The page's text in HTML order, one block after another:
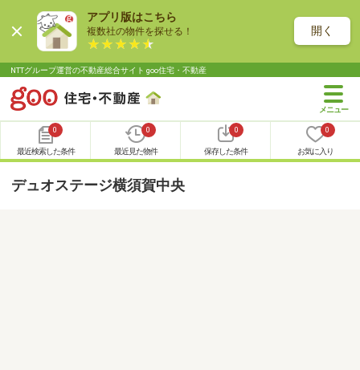
アプリ版はこちら
複数社の物件を探せる！ 開く
NTTグループ運営の不動産総合サイト goo住宅・不動産
0
最近検索した条件
0
最近見た物件
0
保存した条件
0
お気に入り
デュオステージ横須賀中央